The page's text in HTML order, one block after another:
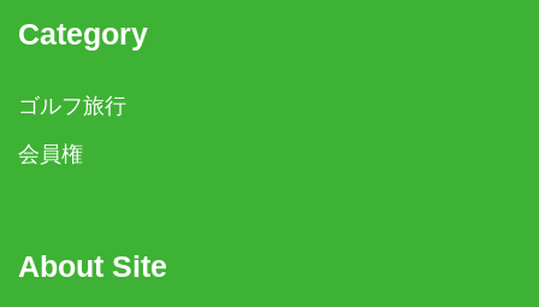
Category
ゴルフ旅行
会員権
About Site